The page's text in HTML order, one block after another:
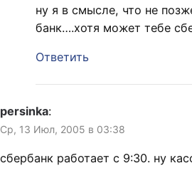
ну я в смысле, что не
банк….хотя может тебе
Ответить
persinka:
Ср, 13 Июл, 2005 в 03:38
сбербанк работает с 9:30. ну